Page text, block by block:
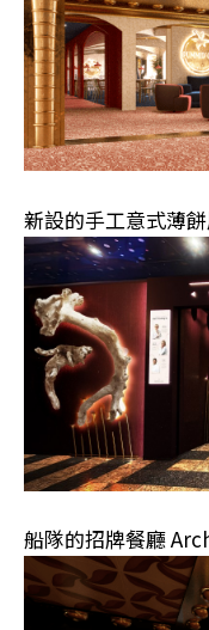
新設的手工意式薄
船隊的招牌餐廳